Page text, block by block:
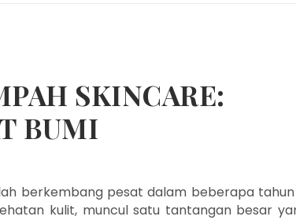
SKINCARE:
BUMI
berkembang pesat dalam beberapa
kulit, muncul satu tantangan besar